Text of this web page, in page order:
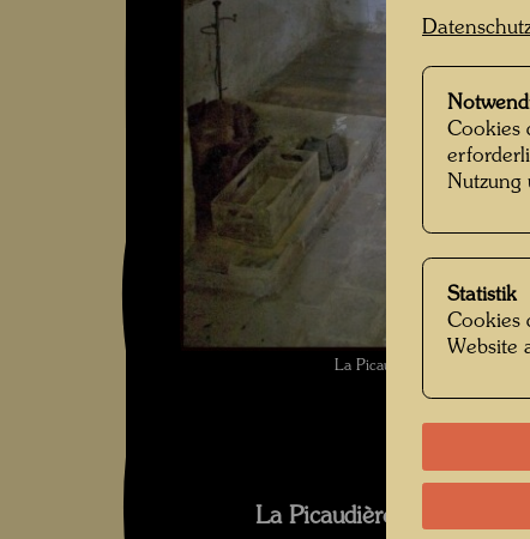
La Picaudière , Fotograf:
La Picaudière 2010
Cookies
Nutzung
Statistik
Cookies
Website